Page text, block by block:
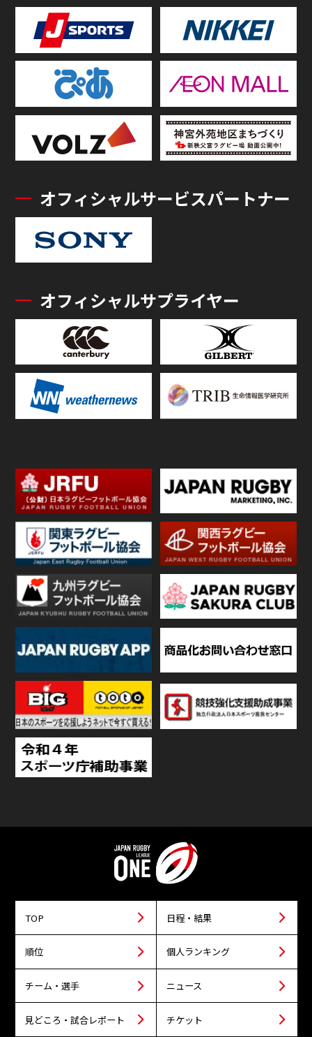
オフィシャルサービスパートナー
オフィシャルサプライヤー
TOP 日程・結果
順位 個人ランキング
チーム・選手 ニュース
見どころ・試合レポート チケット